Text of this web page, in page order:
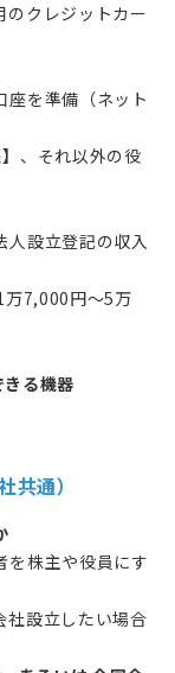
クレジットカー
を準備（ネット
、それ以外の役
設立登記の収入
万7,000円～5万
る機器
通）
株主や役員にす
設立したい場合